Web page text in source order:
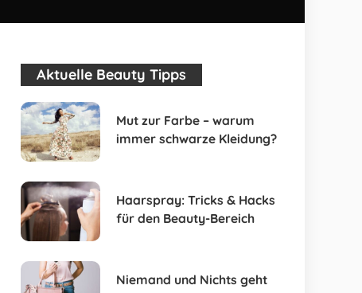
Aktuelle Beauty Tipps
Mut zur Farbe – warum
immer schwarze Kleidung?
Haarspray: Tricks & Hacks
für den Beauty-Bereich
Niemand und Nichts geht